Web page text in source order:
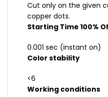
Cut only on the given
copper dots.
Starting Time 100%
0.001 sec (instant on)
Color stability
<6
Working conditions